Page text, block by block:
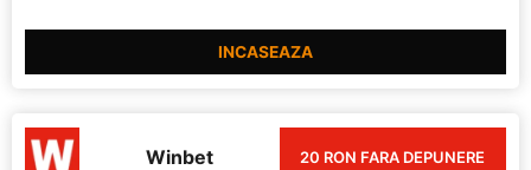
INCASEAZA
Winbet 20 RON FARA DEPUNERE